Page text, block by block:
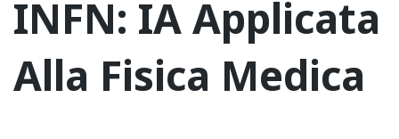
INFN: IA Applicata
Alla Fisica Medica